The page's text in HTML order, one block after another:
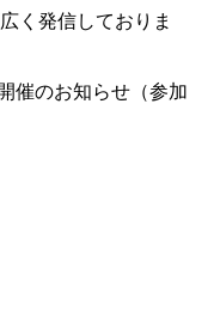
く発信しておりま
催のお知らせ（参加